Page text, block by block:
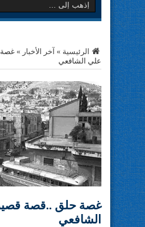
الرئيسية » آخر الأخبار » غصة
علي الشافعي
غصة حلق ..قصة
الشافعي